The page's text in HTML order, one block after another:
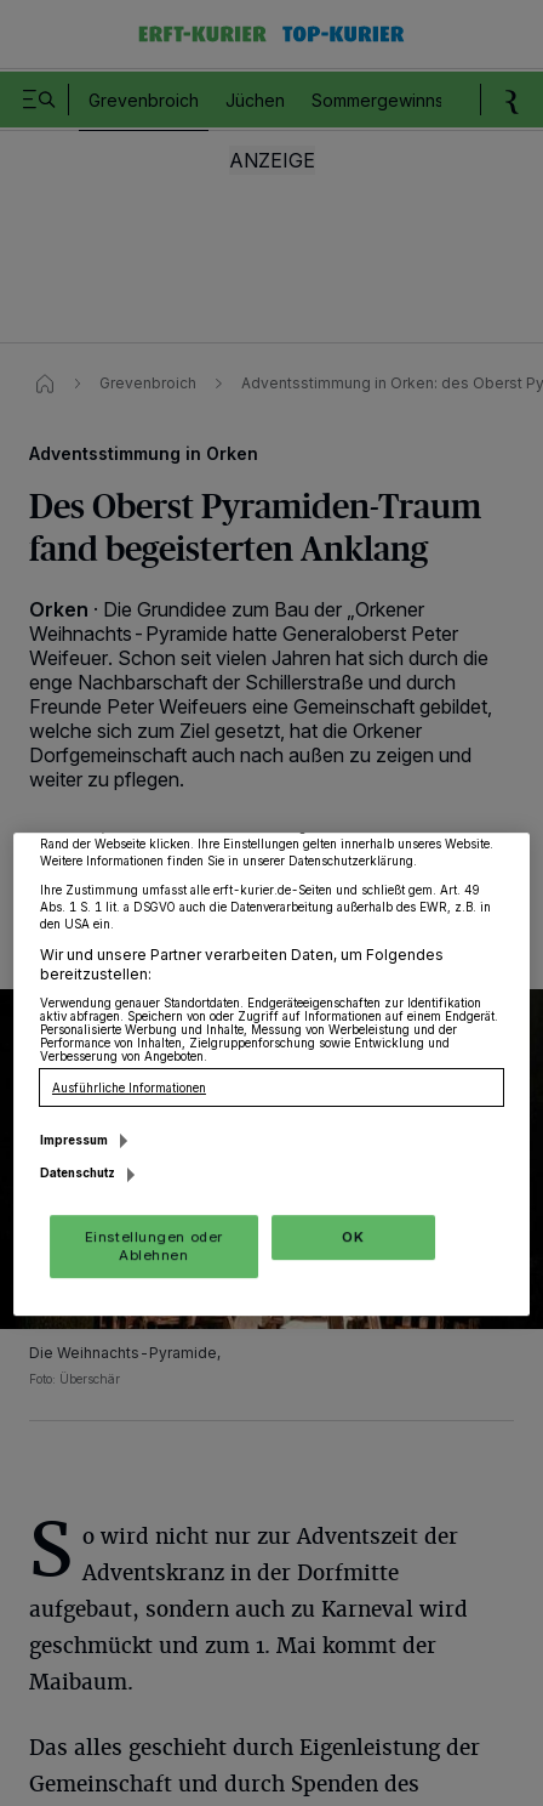
Grevenbroich Jüchen Sommergewinnspiel
Grevenbroich Adventsstimmung in Orken​: des Oberst
Adventsstimmung in Orken
Des Oberst Pyramiden-Traum
fand begeisterten Anklang
Orken · Die Grundidee zum Bau der „Orkener
Weihnachts-Pyramide hatte Generaloberst Peter
Weifeuer. Schon seit vielen Jahren hat sich durch die
enge Nachbarschaft der Schillerstraße und durch
Freunde Peter Weifeuers eine Gemeinschaft gebildet,
welche sich zum Ziel gesetzt, hat die Orkener
Dorfgemeinschaft auch nach außen zu zeigen und
weiter zu pflegen.
18.12.2023 , 00:00 Uhr Eine Minute Lesezeit
Die Weihnachts-Pyramide,
Foto: Überschär
S o wird nicht nur zur Adventszeit der
Adventskranz in der Dorfmitte
aufgebaut, sondern auch zu Karneval wird
geschmückt und zum 1. Mai kommt der
Maibaum.
Das alles geschieht durch Eigenleistung der
Gemeinschaft und durch Spenden des
Wir und unsere218 -Partner speichern und greifen auf personenbezogene Daten
wie Browserdaten oder eindeutige Kennungen auf Ihrem Gerät zu. Durch Auswahl
von OK aktivieren Sie Tracking-Technologien für die unter „Wir und unsere
Partner verarbeiten Daten, um Ihnen Dienste bereitzustellen“ aufgeführten
Zwecke. Wenn Tracker deaktiviert sind, sind manche Inhalte und Anzeigen
möglicherweise nicht mehr so relevant für Sie. Sie können dieses Menü jederzeit
Rand der Webseite klicken. Ihre Einstellungen gelten innerhalb unseres Website.
Weitere Informationen finden Sie in unserer Datenschutzerklärung.
Ihre Zustimmung umfasst alle erft-kurier.de-Seiten und schließt gem. Art. 49
Abs. 1 S. 1 lit. a DSGVO auch die Datenverarbeitung außerhalb des EWR, z.B. in
den USA ein.
Wir und unsere Partner verarbeiten Daten, um Folgendes
bereitzustellen:
Verwendung genauer Standortdaten. Endgeräteeigenschaften zur Identifikation
aktiv abfragen. Speichern von oder Zugriff auf Informationen auf einem Endgerät.
Personalisierte Werbung und Inhalte, Messung von Werbeleistung und der
Performance von Inhalten, Zielgruppenforschung sowie Entwicklung und
Verbesserung von Angeboten.
Ausführliche Informationen
Impressum
Datenschutz
Einstellungen oder
Ablehnen
OK